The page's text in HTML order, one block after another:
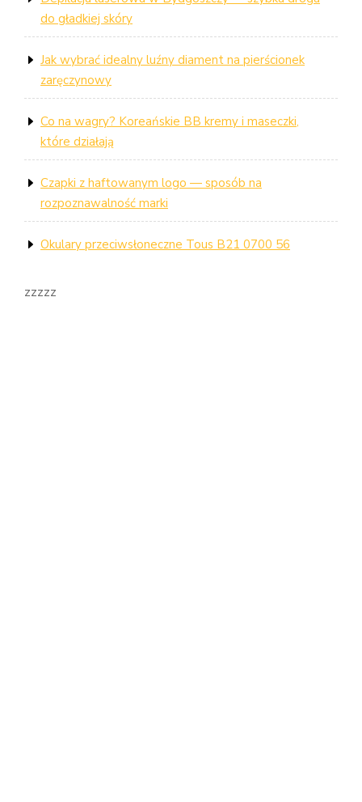
do gładkiej skóry
Jak wybrać idealny luźny diament na pierścionek
zaręczynowy
Co na wagry? Koreańskie BB kremy i maseczki,
które działają
Czapki z haftowanym logo — sposób na
rozpoznawalność marki
Okulary przeciwsłoneczne Tous B21 0700 56
zzzzz